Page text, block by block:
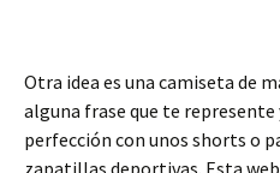
Otra idea es una camiseta de
alguna frase que te represente
perfección con unos shorts o
zapatillas deportivas. Esta